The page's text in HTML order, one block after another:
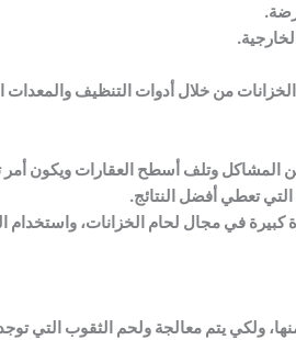
من خلال أدوات التنظيف والمعدات
المشاكل وتلف أسطح العقارات ويكون أمر
تعطي أفضل النتائج.
كبيرة في مجال لحام الخزانات،
ولكي يتم معالجة ولحم الثقوب التي